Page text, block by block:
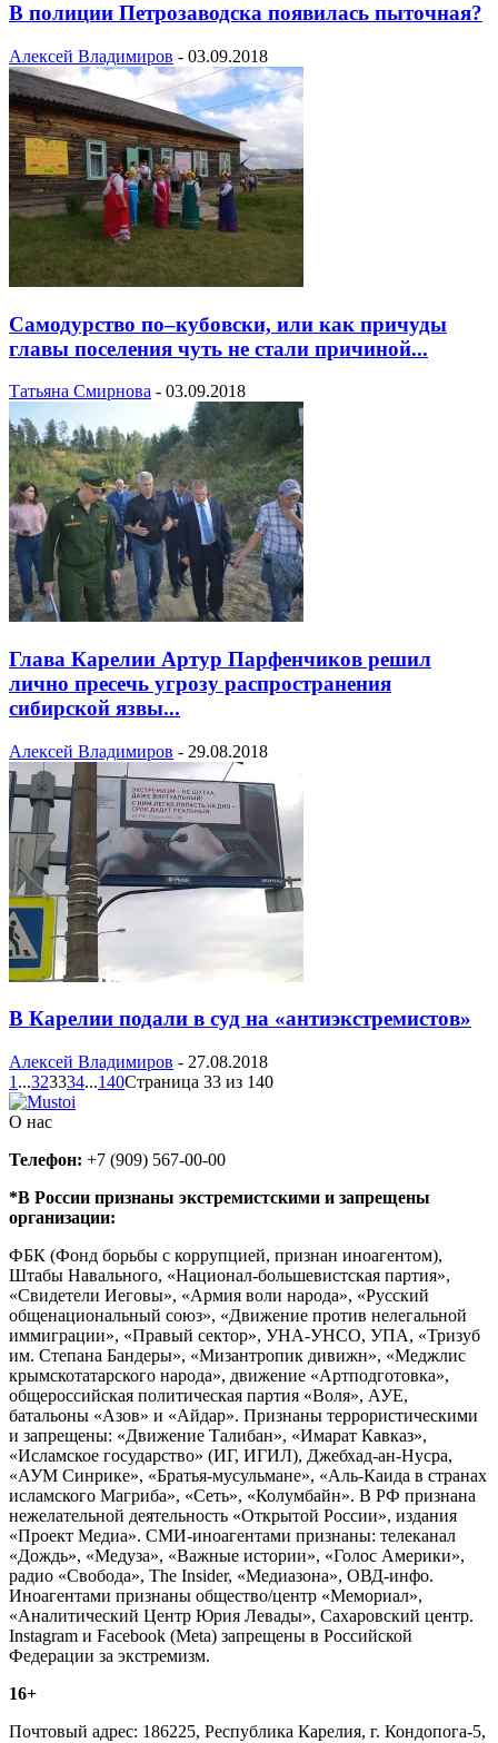
В полиции Петрозаводска появилась пыточная?
Алексей Владимиров - 03.09.2018
Самодурство по–кубовски, или как причуды
главы поселения чуть не стали причиной...
Татьяна Смирнова - 03.09.2018
Глава Карелии Артур Парфенчиков решил
лично пресечь угрозу распространения
сибирской язвы...
Алексей Владимиров - 29.08.2018
В Карелии подали в суд на «антиэкстремистов»
Алексей Владимиров - 27.08.2018
1 ...323334...140Страница 33 из 140
О нас
Телефон: +7 (909) 567-00-00
*В России признаны экстремистскими и запрещены
организации:
ФБК (Фонд борьбы с коррупцией, признан иноагентом),
Штабы Навального, «Национал-большевистская партия»,
«Свидетели Иеговы», «Армия воли народа», «Русский
общенациональный союз», «Движение против нелегальной
иммиграции», «Правый сектор», УНА-УНСО, УПА, «Тризуб
им. Степана Бандеры», «Мизантропик дивижн», «Меджлис
крымскотатарского народа», движение «Артподготовка»,
общероссийская политическая партия «Воля», АУЕ,
батальоны «Азов» и «Айдар». Признаны террористическими
и запрещены: «Движение Талибан», «Имарат Кавказ»,
«Исламское государство» (ИГ, ИГИЛ), Джебхад-ан-Нусра,
«АУМ Синрике», «Братья-мусульмане», «Аль-Каида в странах
исламского Магриба», «Сеть», «Колумбайн». В РФ признана
нежелательной деятельность «Открытой России», издания
«Проект Медиа». СМИ-иноагентами признаны: телеканал
«Дождь», «Медуза», «Важные истории», «Голос Америки»,
радио «Свобода», The Insider, «Медиазона», ОВД-инфо.
Иноагентами признаны общество/центр «Мемориал»,
«Аналитический Центр Юрия Левады», Сахаровский центр.
Instagram и Facebook (Metа) запрещены в Российской
Федерации за экстремизм.
16+
Почтовый адрес: 186225, Республика Карелия, г. Кондопога-5,